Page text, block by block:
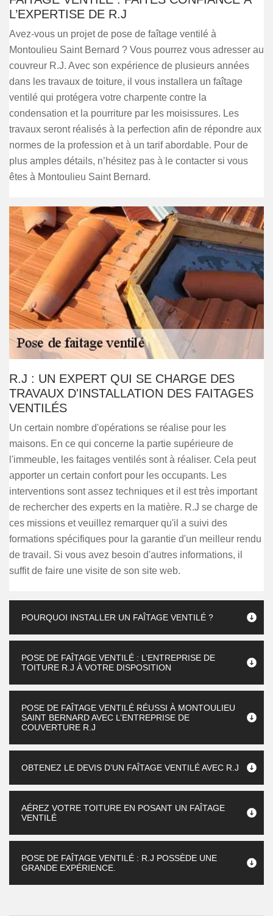
L’EXPERTISE DE R.J
Avez-vous un projet de pose de faîtage ventilé à
Montoulieu Saint Bernard ? Vous pourrez vous adresser au
couvreur R.J. Avec son expérience de plusieurs années
dans les travaux de toiture, il vous installera un faîtage
ventilé qui protégera votre charpente contre la
condensation et la pourriture par les moisissures. Les
travaux seront réalisés à la perfection afin de répondre aux
normes de la profession et à un tarif abordable. Pour de
plus amples détails, n’hésitez pas à le contacter si vous
êtes à Montoulieu Saint Bernard.
R.J : UN EXPERT QUI SE CHARGE DES
TRAVAUX D'INSTALLATION DES FAITAGES
VENTILÉS
Un certain nombre d'opérations se réalise pour les
maisons. En ce qui concerne la partie supérieure de
l'immeuble, les faitages ventilés sont à réaliser. Cela peut
apporter un certain confort pour les occupants. Les
interventions sont assez techniques et il est très important
de rechercher des experts en la matière. R.J se charge de
ces missions et veuillez remarquer qu'il a suivi des
formations spécifiques pour la garantie d'un meilleur rendu
de travail. Si vous avez besoin d'autres informations, il
suffit de faire une visite de son site web.
POURQUOI INSTALLER UN FAÎTAGE VENTILÉ ?
POSE DE FAÎTAGE VENTILÉ : L’ENTREPRISE DE
TOITURE R.J À VOTRE DISPOSITION
POSE DE FAÎTAGE VENTILÉ RÉUSSI À MONTOULIEU
SAINT BERNARD AVEC L’ENTREPRISE DE
COUVERTURE R.J
OBTENEZ LE DEVIS D’UN FAÎTAGE VENTILÉ AVEC R.J
AÉREZ VOTRE TOITURE EN POSANT UN FAÎTAGE
VENTILÉ
POSE DE FAÎTAGE VENTILÉ : R.J POSSÈDE UNE
GRANDE EXPÉRIENCE.